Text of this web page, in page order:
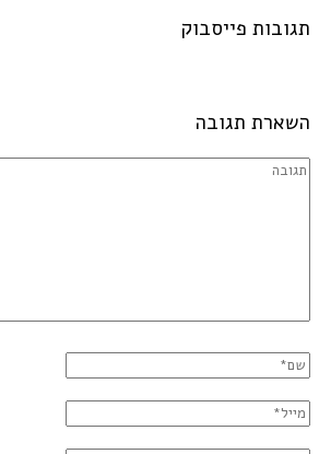
תגובות פייסבוק
השארת תגובה